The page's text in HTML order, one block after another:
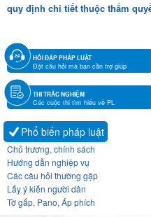
quy định chi tiết thuộc thẩm
HỎI ĐÁP PHÁP LUẬT
Đặt câu hỏi mà bạn cần trợ giúp
THI TRẮC NGHIỆM
Các cuộc thi tìm hiểu về PL
Phổ biến pháp luật
Chủ trương, chính sách
Hướng dẫn nghiệp vụ
Các câu hỏi thường gặp
Lấy ý kiến người dân
Tờ gấp, Pano, Áp phích